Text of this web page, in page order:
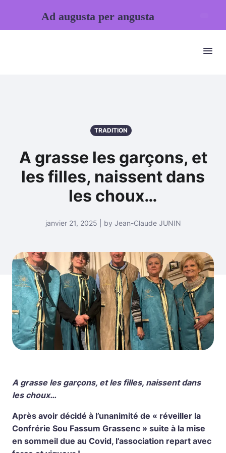
TRADITION
A grasse les garçons, et
les filles, naissent dans
les choux…
janvier 21, 2025 | by Jean-Claude JUNIN
A grasse les garçons, et les filles, naissent dans
les choux…
Après avoir décidé à l’unanimité de « réveiller la
Confrérie Sou Fassum Grassenc » suite à la mise
en sommeil due au Covid, l’association repart avec
Ad augusta per angusta